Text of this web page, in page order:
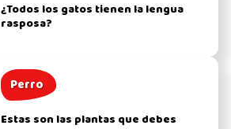
¿Todos los gatos tienen la lengua
rasposa?
Perro
Estas son las plantas que debes